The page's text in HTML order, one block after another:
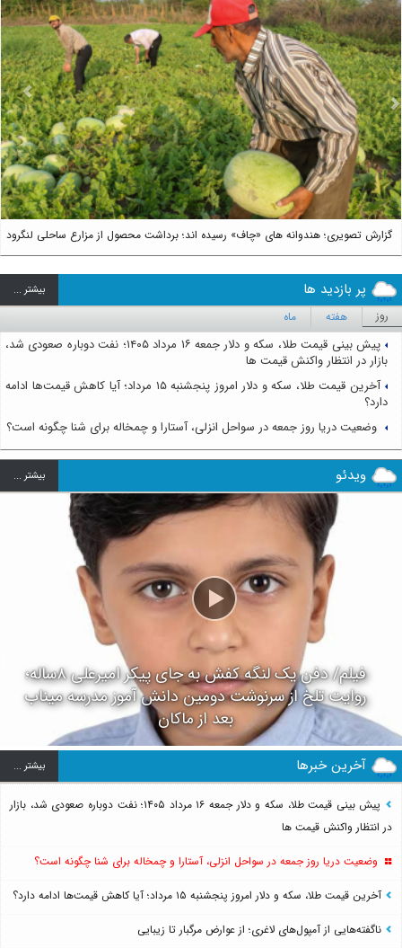
گزارش تصویری؛ هندوانه های «چاف» رسیده اند؛ برداشت محصول از مزارع ساحلی لنگرود
Next
پر بازدید ها بيشتر ...
روز هفته ماه
پیش بینی قیمت طلا، سکه و دلار جمعه ۱۶ مرداد ۱۴۰۵؛ نفت دوباره صعودی شد،
بازار در انتظار واکنش قیمت ها
آخرین قیمت طلا، سکه و دلار امروز پنجشنبه ۱۵ مرداد؛ آیا کاهش قیمت‌ها ادامه
دارد؟
وضعیت دریا روز جمعه در سواحل انزلی، آستارا و چمخاله برای شنا چگونه است؟
ویدئو بيشتر ...
فیلم/ دفن یک لنگه کفش به جای پیکر امیرعلی ۸ساله؛
روایت تلخ از سرنوشت دومین دانش آموز مدرسه میناب
بعد از ماکان
آخرین خبرها بيشتر ...
پیش بینی قیمت طلا، سکه و دلار جمعه ۱۶ مرداد ۱۴۰۵؛ نفت دوباره صعودی شد، بازار
در انتظار واکنش قیمت ها
وضعیت دریا روز جمعه در سواحل انزلی، آستارا و چمخاله برای شنا چگونه است؟
آخرین قیمت طلا، سکه و دلار امروز پنجشنبه ۱۵ مرداد؛ آیا کاهش قیمت‌ها ادامه دارد؟
ناگفته‌هایی از آمپول‌های لاغری؛ از عوارض مرگبار تا زیبایی